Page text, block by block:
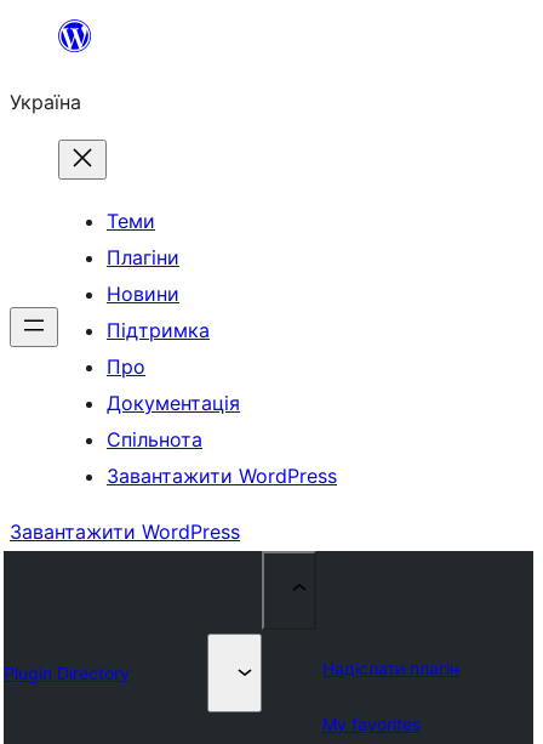
Перейти
вмісту
Україна
Теми
Плагіни
Новини
Підтримка
Про
Документація
Спільнота
Завантажити WordPress
Завантажити WordPress
Plugin Directory Надіслати плагін
My favorites